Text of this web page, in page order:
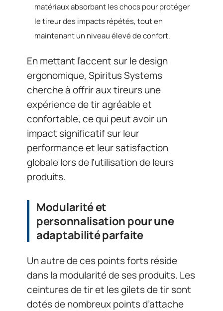
matériaux absorbant les chocs pour protéger
le tireur des impacts répétés, tout en
maintenant un niveau élevé de confort.
En mettant l’accent sur le design
ergonomique, Spiritus Systems
cherche à offrir aux tireurs une
expérience de tir agréable et
confortable, ce qui peut avoir un
impact significatif sur leur
performance et leur satisfaction
globale lors de l’utilisation de leurs
produits.
Modularité et
personnalisation pour une
adaptabilité parfaite
Un autre de ces points forts réside
dans la modularité de ses produits. Les
ceintures de tir et les gilets de tir sont
dotés de nombreux points d’attache